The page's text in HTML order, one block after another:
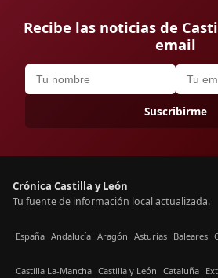
Recibe las noticias de
email
Suscribirme
Crónica Castilla y León
Tu fuente de información local actualizada.
España Andalucía Aragón Asturias Baleares
Castilla La-Mancha Castilla y León Cataluña